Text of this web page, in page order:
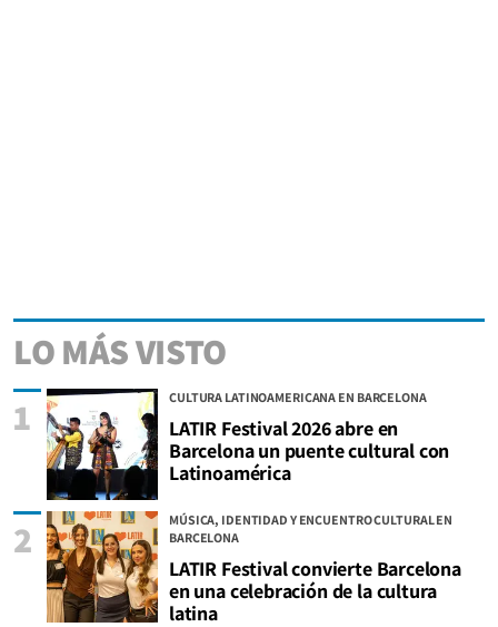
LO MÁS VISTO
CULTURA LATINOAMERICANA EN BARCELONA
LATIR Festival 2026 abre en
Barcelona un puente cultural con
Latinoamérica
1
MÚSICA, IDENTIDAD Y ENCUENTRO CULTURAL EN
BARCELONA
LATIR Festival convierte Barcelona
en una celebración de la cultura
latina
2